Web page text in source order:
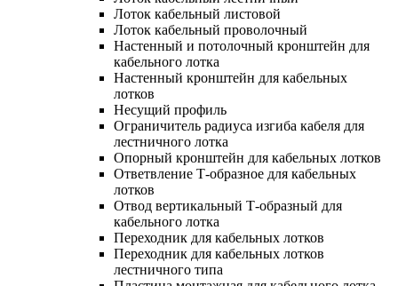
Лоток кабельный листовой
Лоток кабельный проволочный
Настенный и потолочный кронштейн для
кабельного лотка
Настенный кронштейн для кабельных
лотков
Несущий профиль
Ограничитель радиуса изгиба кабеля для
лестничного лотка
Опорный кронштейн для кабельных лотков
Ответвление Т-образное для кабельных
лотков
Отвод вертикальный Т-образный для
кабельного лотка
Переходник для кабельных лотков
Переходник для кабельных лотков
лестничного типа